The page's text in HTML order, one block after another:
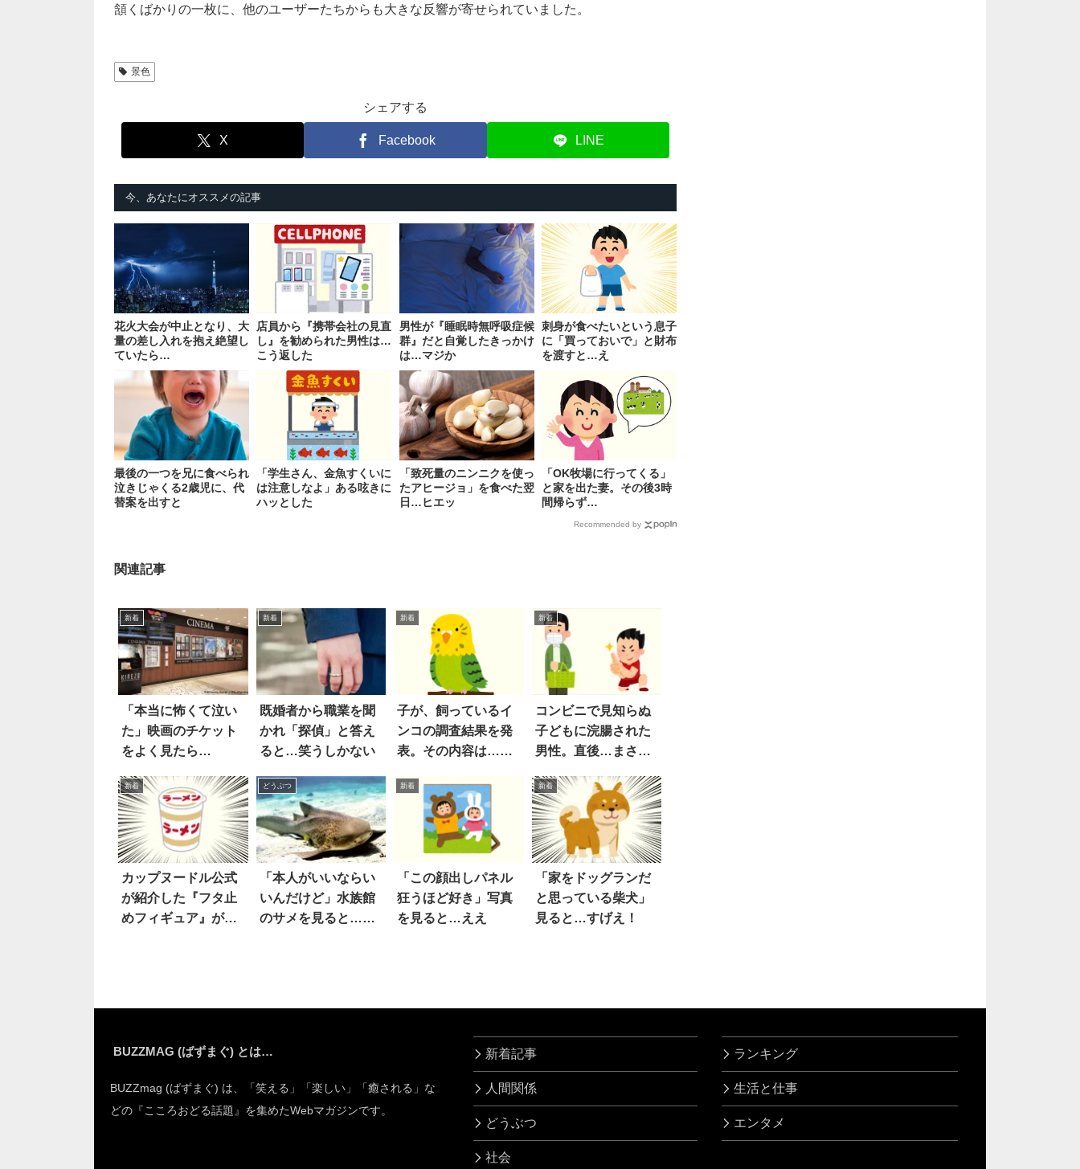
頷くばかりの一枚に、他のユーザーたちからも大きな反響が寄せられていました。
景色
シェアする
X Facebook LINE
今、あなたにオススメの記事
花火大会が中止となり、大
量の差し入れを抱え絶望し
ていたら…
店員から『携帯会社の見直
し』を勧められた男性は…
こう返した
男性が『睡眠時無呼吸症候
群』だと自覚したきっかけ
は…マジか
刺身が食べたいという息子
に「買っておいで」と財布
を渡すと…え
最後の一つを兄に食べられ
泣きじゃくる2歳児に、代
替案を出すと
「学生さん、金魚すくいに
は注意しなよ」ある呟きに
ハッとした
「致死量のニンニクを使っ
たアヒージョ」を食べた翌
日…ヒエッ
「OK牧場に行ってくる」
と家を出た妻。その後3時
間帰らず…
Recommended by
関連記事
新着
「本当に怖くて泣い
た」映画のチケット
をよく見たら…
新着
既婚者から職業を聞
かれ「探偵」と答え
ると…笑うしかない
新着
子が、飼っているイ
ンコの調査結果を発
表。その内容は…
新着
コンビニで見知らぬ
子どもに浣腸された
男性。直後…まさか
新着
カップヌードル公式
が紹介した『フタ止
めフィギュア』が話
どうぶつ
「本人がいいならい
いんだけど」水族館
のサメを見ると…笑
新着
「この顔出しパネル
狂うほど好き」写真
を見ると…ええ
新着
「家をドッグランだ
と思っている柴犬」
見ると…すげえ！
BUZZMAG (ばずまぐ) とは…
BUZZmag (ばずまぐ) は、「笑える」「楽しい」「癒される」な
どの『こころおどる話題』を集めたWebマガジンです。
新着記事
人間関係
どうぶつ
社会
ランキング
生活と仕事
エンタメ